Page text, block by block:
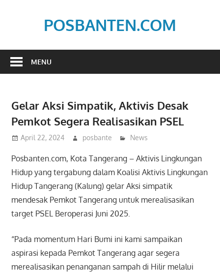
POSBANTEN.COM
Dan
MENU
Gelar Aksi Simpatik, Aktivis Desak
Pemkot Segera Realisasikan PSEL
April 22, 2024 posbante News
Posbanten.com, Kota Tangerang – Aktivis Lingkungan
Hidup yang tergabung dalam Koalisi Aktivis Lingkungan
Hidup Tangerang (Kalung) gelar Aksi simpatik
mendesak Pemkot Tangerang untuk merealisasikan
target PSEL Beroperasi Juni 2025.
“Pada momentum Hari Bumi ini kami sampaikan
aspirasi kepada Pemkot Tangerang agar segera
merealisasikan penanganan sampah di Hilir melalui